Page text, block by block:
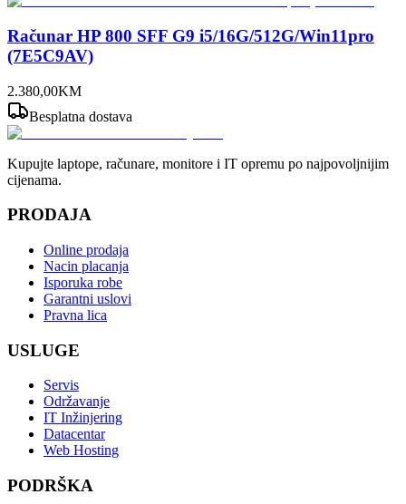
Računar HP 800 SFF G9 i5/16G/512G/Win11pro
(7E5C9AV)
2.380,00KM
Besplatna dostava
Kupujte laptope, računare, monitore i IT opremu po najpovoljnijim
cijenama.
PRODAJA
Online prodaja
Nacin placanja
Isporuka robe
Garantni uslovi
Pravna lica
USLUGE
Servis
Održavanje
IT Inžinjering
Datacentar
Web Hosting
PODRŠKA